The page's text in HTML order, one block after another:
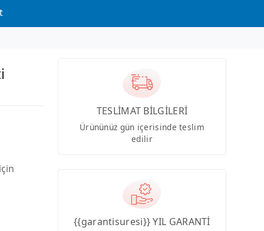
TESLİMAT BİLGİLERİ
Ürününüz gün içerisinde teslim
edilir
{{garantisuresi}} YIL GARANTİ